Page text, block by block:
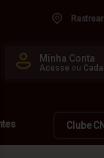
Minha Conta
Acesse ou
Clube CN